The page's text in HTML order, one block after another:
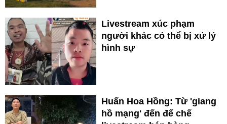
Livestream xúc phạm
người khác có thể bị xử lý
hình sự
Huấn Hoa Hồng: Từ 'giang
hồ mạng' đến đế chế